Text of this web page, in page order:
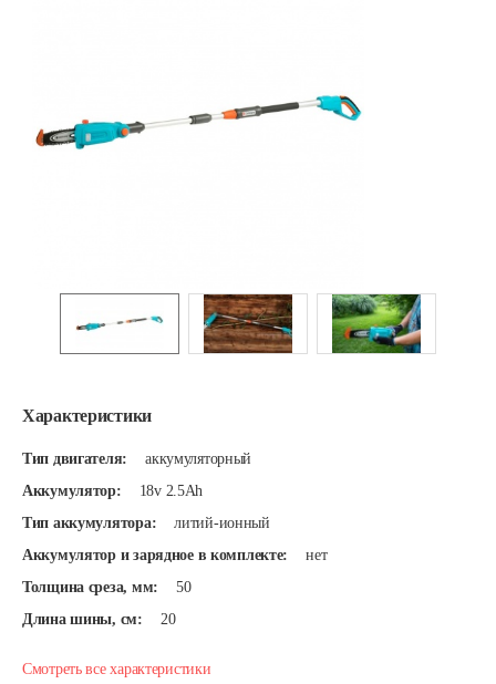
Характеристики
Тип двигателя:
аккумуляторный
Аккумулятор:
18v 2.5Ah
Тип аккумулятора:
литий-ионный
Аккумулятор и зарядное в комплекте:
нет
Толщина среза, мм:
50
Длина шины, см:
20
Смотреть все характеристики